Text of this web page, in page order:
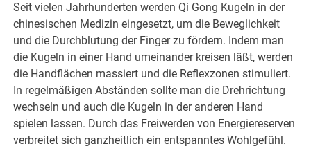
Seit vielen Jahrhunderten werden Qi Gong Kugeln in der
chinesischen Medizin eingesetzt, um die Beweglichkeit
und die Durchblutung der Finger zu fördern. Indem man
die Kugeln in einer Hand umeinander kreisen läßt, werden
die Handflächen massiert und die Reflexzonen stimuliert.
In regelmäßigen Abständen sollte man die Drehrichtung
wechseln und auch die Kugeln in der anderen Hand
spielen lassen. Durch das Freiwerden von Energiereserven
verbreitet sich ganzheitlich ein entspanntes Wohlgefühl.